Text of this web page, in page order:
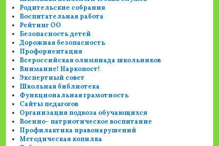
Родительские собрания
Воспитательная работа
Рейтинг ОО
Безопасность детей
Дорожная безопасность
Профориентация
Всероссийская олимпиада школьников
Внимание! Наркопост!
Экспертный совет
Школьная библиотека
Функциональная грамотность
Сайты педагогов
Организация подвоза обучающихся
Военно- патриотическое воспитание
Профилактика правонарушений
Методическая копилка